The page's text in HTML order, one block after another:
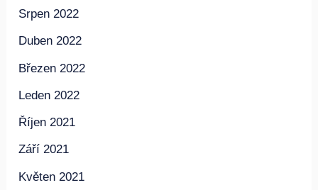
Srpen 2022
Duben 2022
Březen 2022
Leden 2022
Říjen 2021
Září 2021
Květen 2021